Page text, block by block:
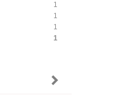
1
1
1
1